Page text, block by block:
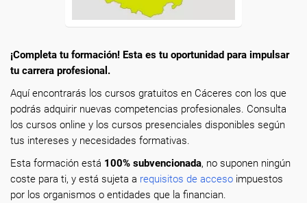
¡Completa tu formación! Esta es tu oportunidad para impulsar
tu carrera profesional.
Aquí encontrarás los cursos gratuitos en Cáceres con los que
podrás adquirir nuevas competencias profesionales. Consulta
los cursos online y los cursos presenciales disponibles según
tus intereses y necesidades formativas.
Esta formación está 100% subvencionada, no suponen ningún
coste para ti, y está sujeta a requisitos de acceso impuestos
por los organismos o entidades que la financian.